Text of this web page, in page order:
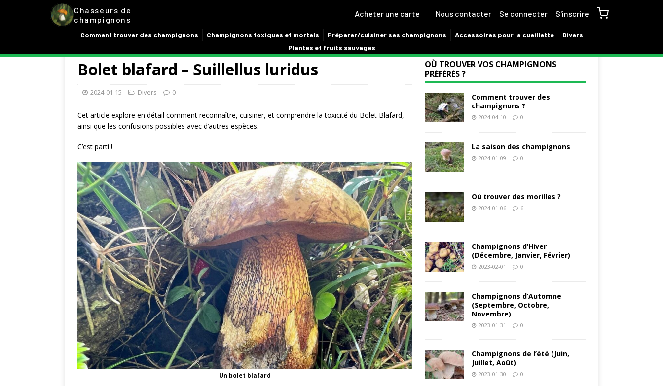
Chasseurs de
champignons
Acheter une carte Nous contacter Se connecter S'inscrire
Comment trouver des champignons Champignons toxiques et mortels Préparer/cuisiner ses champignons Accessoires pour la cueillette
Divers
Plantes et fruits sauvages
Bolet blafard – Suillellus luridus
2024-01-15 Divers 0
Cet article explore en détail comment reconnaître, cuisiner, et comprendre la toxicité du Bolet Blafard,
ainsi que les confusions possibles avec d’autres espèces.
C’est parti !
Un bolet blafard
OÙ TROUVER VOS CHAMPIGNONS
PRÉFÉRÉS ?
Comment trouver des
champignons ?
2024-04-10 0
La saison des champignons
2024-01-09 0
Où trouver des morilles ?
2024-01-06 6
Champignons d’Hiver
(Décembre, Janvier, Février)
2023-02-01 0
Champignons d’Automne
(Septembre, Octobre,
Novembre)
2023-01-31 0
Champignons de l’été (Juin,
Juillet, Août)
2023-01-30 0